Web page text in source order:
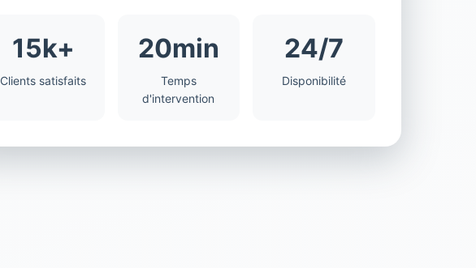
15k+
Clients satisfaits
20min
Temps
d'intervention
24/7
Disponibilité